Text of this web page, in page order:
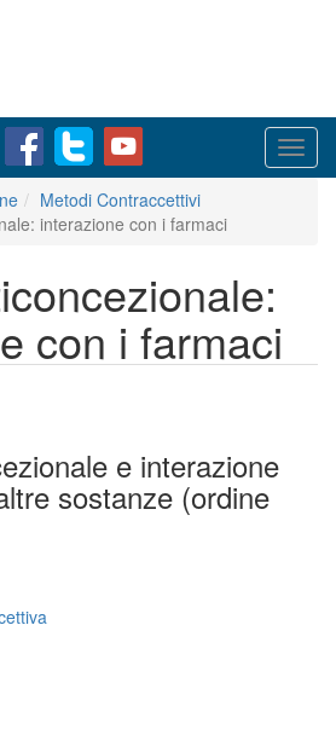
Metodi Contraccettivi
interazione con i farmaci
con i farmaci
e interazione
sostanze (ordine